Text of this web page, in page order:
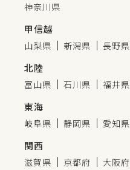
神奈川県
甲信越
山梨県 新潟県 長野県
北陸
富山県 石川県 福井県
東海
岐阜県 静岡県 愛知県
関西
滋賀県 京都府 大阪府